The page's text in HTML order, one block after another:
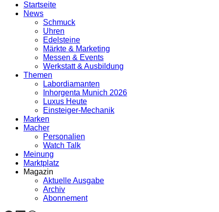
Startseite
News
Schmuck
Uhren
Edelsteine
Märkte & Marketing
Messen & Events
Werkstatt & Ausbildung
Themen
Labordiamanten
Inhorgenta Munich 2026
Luxus Heute
Einsteiger-Mechanik
Marken
Macher
Personalien
Watch Talk
Meinung
Marktplatz
Magazin
Aktuelle Ausgabe
Archiv
Abonnement